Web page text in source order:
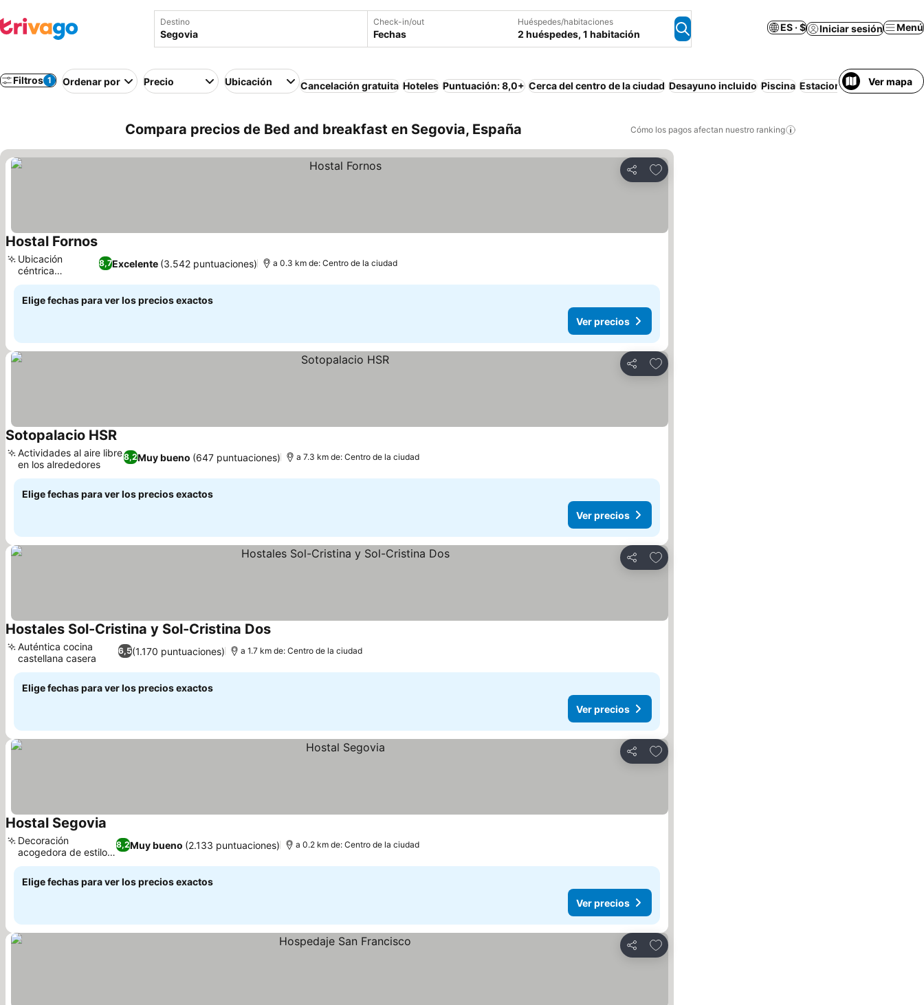
Destino Check-in/out
Fechas
Huéspedes/habitaciones
2 huéspedes, 1 habitación
ES · $ Iniciar sesión Menú
Filtros 1 Ordenar por Precio Ubicación Cancelación gratuita Hoteles Puntuación: 8,0+ Cerca del centro de la ciudad Desayuno incluido Piscina Estacionamiento Media
Ver mapa
Compara precios de Bed and breakfast en Segovia, España Cómo los pagos afectan nuestro ranking
Compartir
Agregar a favoritos
Hostal FornosVer precios
8,7Excelente (3.542 puntuaciones)
Ubicación
céntrica
privilegiada
a 0.3 km de: Centro de la ciudad
Elige fechas para ver los precios exactos
Ver precios
Compartir
Agregar a favoritos
Sotopalacio HSRVer precios
8,2Muy bueno (647 puntuaciones)
Actividades al aire libre
en los alrededores
a 7.3 km de: Centro de la ciudad
Elige fechas para ver los precios exactos
Ver precios
Compartir
Agregar a favoritos
Hostales Sol-Cristina y Sol-Cristina DosVer precios
6,5(1.170 puntuaciones)
Auténtica cocina
castellana casera
a 1.7 km de: Centro de la ciudad
Elige fechas para ver los precios exactos
Ver precios
Compartir
Agregar a favoritos
Hostal Segovia
8,2Muy bueno (2.133 puntuaciones)
Decoración
acogedora de estilo
clásico
a 0.2 km de: Centro de la ciudad
Elige fechas para ver los precios exactos
Ver precios
Compartir
Agregar a favoritos